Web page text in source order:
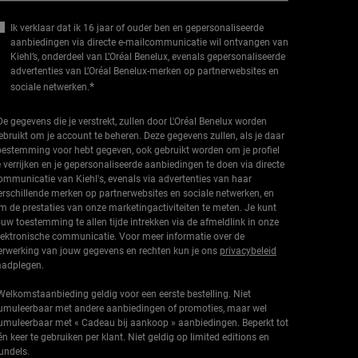
Ik verklaar dat ik 16 jaar of ouder ben en gepersonaliseerde
aanbiedingen via directe e-mailcommunicatie wil ontvangen van
Kiehl’s, onderdeel van L’Oréal Benelux, evenals gepersonaliseerde
advertenties van L’Oréal Benelux-merken op partnerwebsites en
sociale netwerken.*
gegevens die je verstrekt, zullen door L'Oréal Benelux worden
om je account te beheren. Deze gegevens zullen, als je daar
voor hebt gegeven, ook gebruikt worden om je profiel
verrijken en je gepersonaliseerde aanbiedingen te doen via directe
van Kiehl's, evenals via advertenties van haar
merken op partnerwebsites en sociale netwerken, en
de prestaties van onze marketingactiviteiten te meten. Je kunt
toestemming te allen tijde intrekken via de afmeldlink in onze
communicatie. Voor meer informatie over de
van jouw gegevens en rechten kun je ons privacybeleid
geldig voor een eerste bestelling. Niet
met andere aanbiedingen of promoties, maar wel
met « Cadeau bij aankoop » aanbiedingen. Beperkt tot
keer te gebruiken per klant. Niet geldig op limited editions en